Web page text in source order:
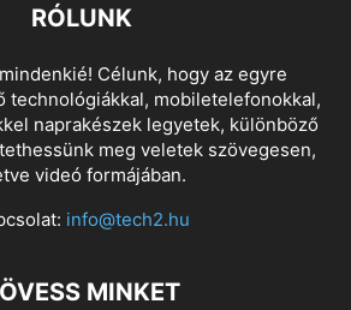
RÓLUNK
Célunk, hogy az egyre
technológiákkal, mobiletelefonokkal,
naprakészek legyetek, különböző
meg veletek szövegesen,
videó formájában.
info@tech2.hu
MINKET